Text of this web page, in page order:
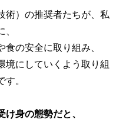
術）の推奨者たちが、私
の安全に取り組み、
境にしていくよう取り組
。
け身の態勢だと、